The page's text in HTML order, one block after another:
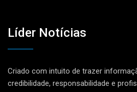
Líder Notícias
Criado com intuito de trazer
credibilidade, responsabilidade e